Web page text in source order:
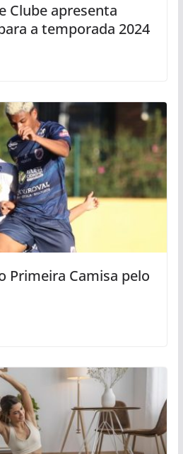
Clube apresenta
a temporada 2024
Primeira Camisa pelo